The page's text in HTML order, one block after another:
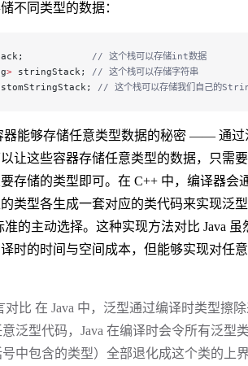
不同类型的数据：
            // 这个栈可以存储int数据
> stringStack;
// 这个栈可以存储字符串
// 这个栈可以存储我们自己的
器能够存储任意类型数据的秘密 —— 通过
让这些容器存储任意类型的数据，只需
存储的类型即可。在 C++ 中，编译器会
类型各生成一套对应的类代码来实现泛
准的主动选择。这种实现方法对比 Java 虽
时的时间与空间成本，但能够实现对任
对比 在 Java 中，泛型通过编译时类型擦
泛型代码，Java 在编译时会令所有泛型
中包含的类型）全部退化成这个类的上